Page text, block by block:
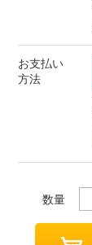
お支払い
方法
数量